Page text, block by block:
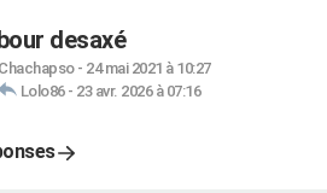
desaxé
Chachapso- 24 mai 2021 à 10:27
Lolo86- 23 avr. 2026 à 07:16